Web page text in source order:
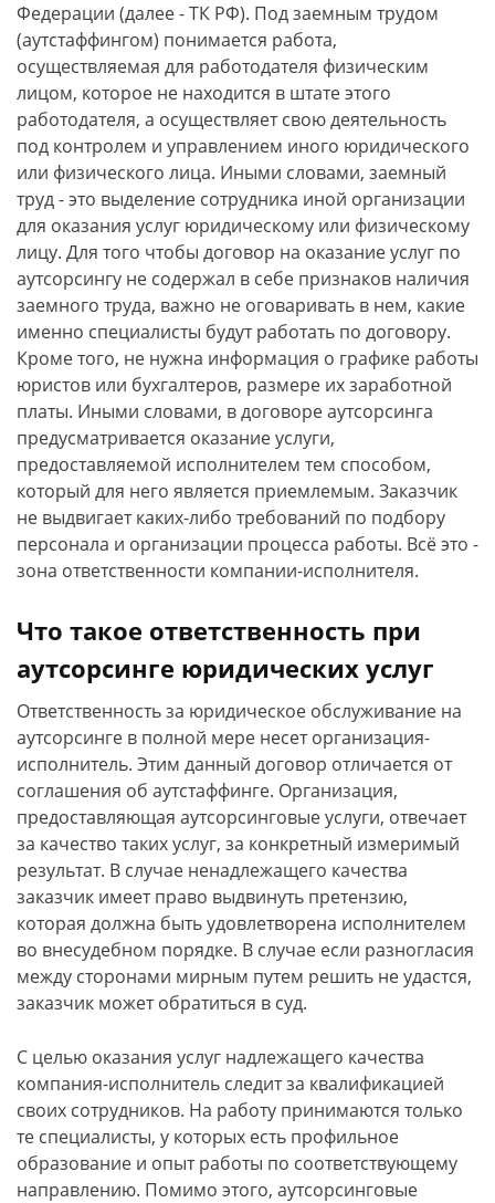
Федерации (далее - ТК РФ). Под заемным трудом
(аутстаффингом) понимается работа,
осуществляемая для работодателя физическим
лицом, которое не находится в штате этого
работодателя, а осуществляет свою деятельность
под контролем и управлением иного юридического
или физического лица. Иными словами, заемный
труд - это выделение сотрудника иной организации
для оказания услуг юридическому или физическому
лицу. Для того чтобы договор на оказание услуг по
аутсорсингу не содержал в себе признаков наличия
заемного труда, важно не оговаривать в нем, какие
именно специалисты будут работать по договору.
Кроме того, не нужна информация о графике работы
юристов или бухгалтеров, размере их заработной
платы. Иными словами, в договоре аутсорсинга
предусматривается оказание услуги,
предоставляемой исполнителем тем способом,
который для него является приемлемым. Заказчик
не выдвигает каких-либо требований по подбору
персонала и организации процесса работы. Всё это -
зона ответственности компании-исполнителя.
Что такое ответственность при
аутсорсинге юридических услуг
Ответственность за юридическое обслуживание на
аутсорсинге в полной мере несет организация-
исполнитель. Этим данный договор отличается от
соглашения об аутстаффинге. Организация,
предоставляющая аутсорсинговые услуги, отвечает
за качество таких услуг, за конкретный измеримый
результат. В случае ненадлежащего качества
заказчик имеет право выдвинуть претензию,
которая должна быть удовлетворена исполнителем
во внесудебном порядке. В случае если разногласия
между сторонами мирным путем решить не удастся,
заказчик может обратиться в суд.
С целью оказания услуг надлежащего качества
компания-исполнитель следит за квалификацией
своих сотрудников. На работу принимаются только
те специалисты, у которых есть профильное
образование и опыт работы по соответствующему
направлению. Помимо этого, аутсорсинговые